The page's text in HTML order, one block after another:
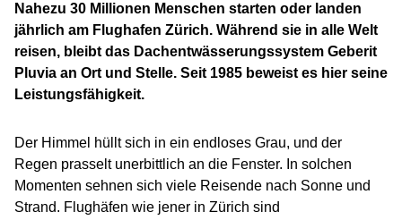
Nahezu 30 Millionen Menschen starten oder landen
jährlich am Flughafen Zürich. Während sie in alle Welt
reisen, bleibt das Dachentwässerungssystem Geberit
Pluvia an Ort und Stelle. Seit 1985 beweist es hier seine
Leistungsfähigkeit.
Der Himmel hüllt sich in ein endloses Grau, und der
Regen prasselt unerbittlich an die Fenster. In solchen
Momenten sehnen sich viele Reisende nach Sonne und
Strand. Flughäfen wie jener in Zürich sind